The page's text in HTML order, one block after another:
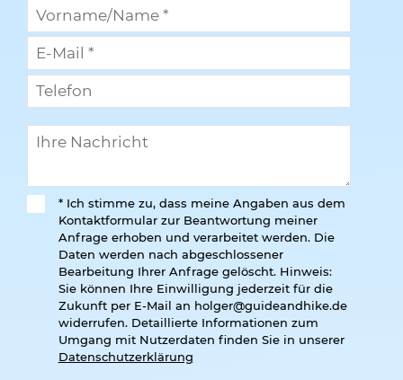
* Ich stimme zu, dass meine Angaben aus dem
Kontaktformular zur Beantwortung meiner
Anfrage erhoben und verarbeitet werden. Die
Daten werden nach abgeschlossener
Bearbeitung Ihrer Anfrage gelöscht. Hinweis:
Sie können Ihre Einwilligung jederzeit für die
Zukunft per E-Mail an holger@guideandhike.de
widerrufen. Detaillierte Informationen zum
Umgang mit Nutzerdaten finden Sie in unserer
Datenschutzerklärung